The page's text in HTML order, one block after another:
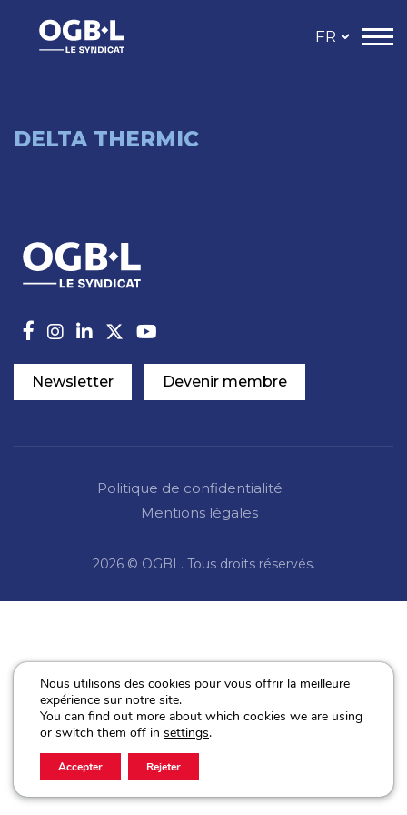
DELTA THERMIC
Newsletter Devenir membre
Politique de confidentialité
Mentions légales
2026 © OGBL. Tous droits réservés.
Nous utilisons des cookies pour vous offrir la meilleure
expérience sur notre site.
You can find out more about which cookies we are using
or switch them off in settings.
Accepter Rejeter